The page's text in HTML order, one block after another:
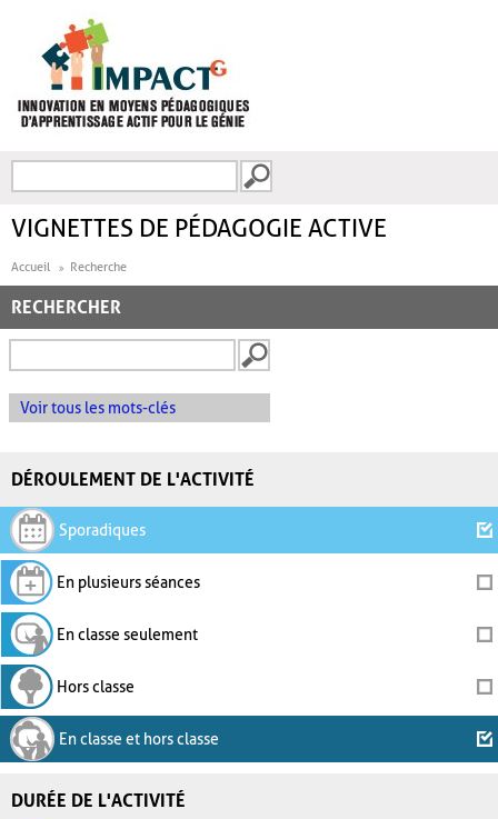
FORMULAIRE DE
VIGNETTES DE PÉDAGOGIE ACTIVE
Accueil Recherche
RECHERCHER
Voir tous les mots-clés
DÉROULEMENT DE L'ACTIVITÉ
Sporadiques
En plusieurs séances
En classe seulement
Hors classe
En classe et hors classe
DURÉE DE L'ACTIVITÉ